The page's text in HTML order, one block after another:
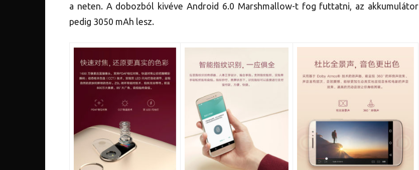
a neten. A dobozból kivéve Android 6.0 Marshmallow-t fog futtatni, az akkumulátor
pedig 3050 mAh lesz.